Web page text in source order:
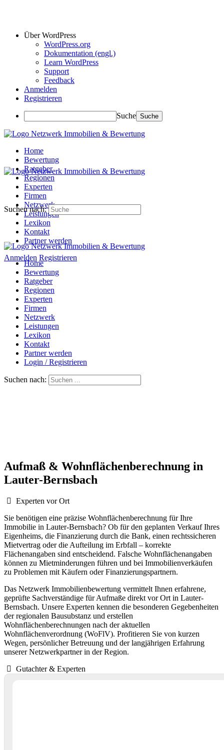
Über WordPress
WordPress.org
Dokumentation (engl.)
Learn WordPress
Support
Feedback
Anmelden
Registrieren
Suche
Home
Bewertung
Ratgeber
Regionen
Experten
Firmen
Netzwerk
Leistungen
Lexikon
Kontakt
Partner werden
Anmelden Registrieren
Suchen nach:
Home
Bewertung
Ratgeber
Regionen
Experten
Firmen
Netzwerk
Leistungen
Lexikon
Kontakt
Partner werden
Login / Registrieren
Suchen nach:
Aufmaß & Wohnflächenberechnung in
Lauter-Bernsbach
Experten vor Ort
Sie benötigen eine präzise Wohnflächenberechnung für Ihre
Immobilie in Lauter-Bernsbach? Ob für den geplanten Verkauf Ihres
Eigenheims, die Finanzierung durch die Bank, einen rechtssicheren
Mietvertrag oder die Aufteilung im Erbfall – korrekte
Flächenangaben sind entscheidend. Falsche Wohnflächenangaben
können zu Mietminderungen führen und bei Immobilienverkäufen
zu Problemen mit Käufern oder Finanzierungspartnern.
Das Netzwerk Immobilienbewertung vermittelt Ihnen erfahrene,
geprüfte Sachverständige für Aufmaße direkt vor Ort in Lauter-
Bernsbach. Unsere Experten kennen die besonderen Gegebenheiten
der regionalen Bausubstanz und erstellen
Wohnflächenberechnungen nach der aktuellen
Wohnflächenverordnung (WoFlV). Profitieren Sie von kurzen
Wegen, persönlicher Betreuung und der langjährigen Erfahrung
unserer Netzwerkpartner in der Region.
Gutachter & Experten